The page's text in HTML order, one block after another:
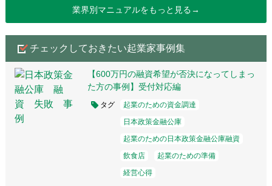
業界別マニュアルをもっと見る→
チェックしておきたい起業家事例集
【600万円の融資希望が否決になってしまっ
た方の事例】受付対応編
タグ
起業のための資金調達
日本政策金融公庫
起業のための日本政策金融公庫融資
飲食店
起業のための準備
経営心得